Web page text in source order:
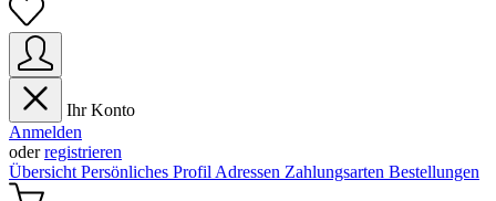
Ihr Konto
Anmelden
oderregistrieren
Übersicht Persönliches Profil Adressen Zahlungsarten Bestellungen